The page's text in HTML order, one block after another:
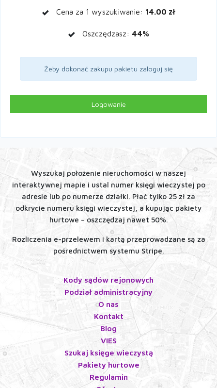
Cena za 1 wyszukiwanie: 14.00 zł
Oszczędzasz: 44%
Żeby dokonać zakupu pakietu zaloguj się
Logowanie
Wyszukaj położenie nieruchomości w naszej
interaktywnej mapie i ustal numer księgi wieczystej po
adresie lub po numerze działki. Płać tylko 25 zł za
odkrycie numeru księgi wieczystej, a kupując pakiety
hurtowe – oszczędzaj nawet 50%.
Rozliczenia e-przelewem i kartą przeprowadzane są za
pośrednictwem systemu Stripe.
Kody sądów rejonowych
Podział administracyjny
O nas
Kontakt
Blog
VIES
Szukaj księge wieczystą
Pakiety hurtowe
Regulamin